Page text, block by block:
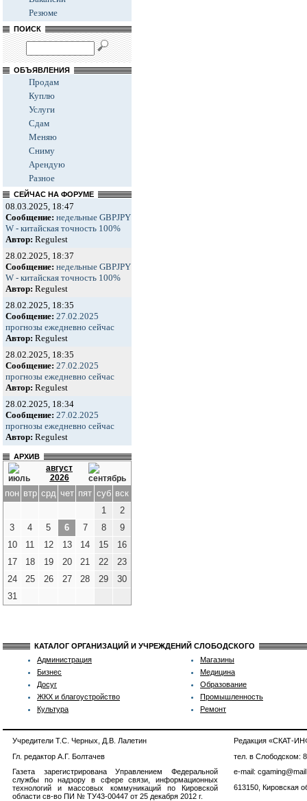
Резюме
ПОИСК
ОБЪЯВЛЕНИЯ
Продам
Куплю
Услуги
Сдам
Меняю
Сниму
Арендую
Разное
СЕЙЧАС НА ФОРУМЕ
08.03.2025, 18:47
Сообщение: недельные GBPJPY
W - китайская точность 100%
Автор: Regulest
28.02.2025, 18:37
Сообщение: недельные GBPJPY
W - китайская точность 100%
Автор: Regulest
28.02.2025, 18:35
Сообщение: 27.02.2025
прогнозы ежедневно сейчас
Автор: Regulest
28.02.2025, 18:35
Сообщение: 27.02.2025
прогнозы ежедневно сейчас
Автор: Regulest
28.02.2025, 18:34
Сообщение: 27.02.2025
прогнозы ежедневно сейчас
Автор: Regulest
АРХИВ
август
2026
пон втр срд чет пят суб вск
1
2
3
4 5 6 7 8
9
10
11 12 13 14 15
16
17
18 19 20 21 22
23
24
25 26 27 28 29
30
31
КАТАЛОГ ОРГАНИЗАЦИЙ И УЧРЕЖДЕНИЙ СЛОБОДСКОГО
Администрация
Бизнес
Досуг
ЖКХ и благоустройство
Культура
Магазины
Медицина
Образование
Промышленность
Ремонт
Учредители Т.С. Черных, Д.В. Лалетин
Гл. редактор А.Г. Болтачев
Газета зарегистрирована Управлением Федеральной
службы по надзору в сфере связи, информационных
технологий и массовых коммуникаций по Кировской
области св-во ПИ № ТУ43-00447 от 25 декабря 2012 г.
Редакция «СКАТ-
тел. в Слободском:
e-mail:
613150, Кировская